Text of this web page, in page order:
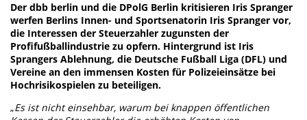
Der dbb berlin und die DPolG Berlin kritisieren Iris Spranger
werfen Berlins Innen- und Sportsenatorin Iris Spranger vor,
die Interessen der Steuerzahler zugunsten der
Profifußballindustrie zu opfern. Hintergrund ist Iris
Sprangers Ablehnung, die Deutsche Fußball Liga (DFL) und
Vereine an den immensen Kosten für Polizeieinsätze bei
Hochrisikospielen zu beteiligen.
„Es ist nicht einsehbar, warum bei knappen öffentlichen